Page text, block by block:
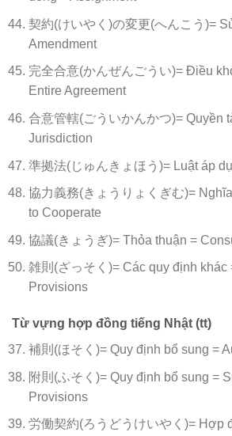
契約(けいやく)の変更(へんこう)=
Amendment
完全合意(かんぜんごうい)= Điều
Entire Agreement
合意管轄(ごういかんかつ)= Quyền
Jurisdiction
準拠法(じゅんきょほう)= Luật áp
協力義務(きょうりょくぎむ)=
to Cooperate
協議(きょうぎ)= Thỏa thuận =
雑則(ざっそく)= Các quy định khác
Provisions
Từ vựng hợp đồng tiếng Nhật (tt)
補則(ほそく)= Quy định bổ sung =
附則(ふそく)= Quy định bổ sung =
Provisions
労働契約(ろうどうけいやく)= Hợp